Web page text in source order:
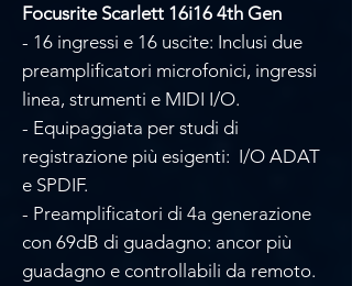
Focusrite Scarlett 16i16 4th Gen
- 16 ingressi e 16 uscite: Inclusi due
preamplificatori microfonici, ingressi
linea, strumenti e MIDI I/O.
- Equipaggiata per studi di
registrazione più esigenti: I/O ADAT
e SPDIF.
- Preamplificatori di 4a generazione
con 69dB di guadagno: ancor più
guadagno e controllabili da remoto.